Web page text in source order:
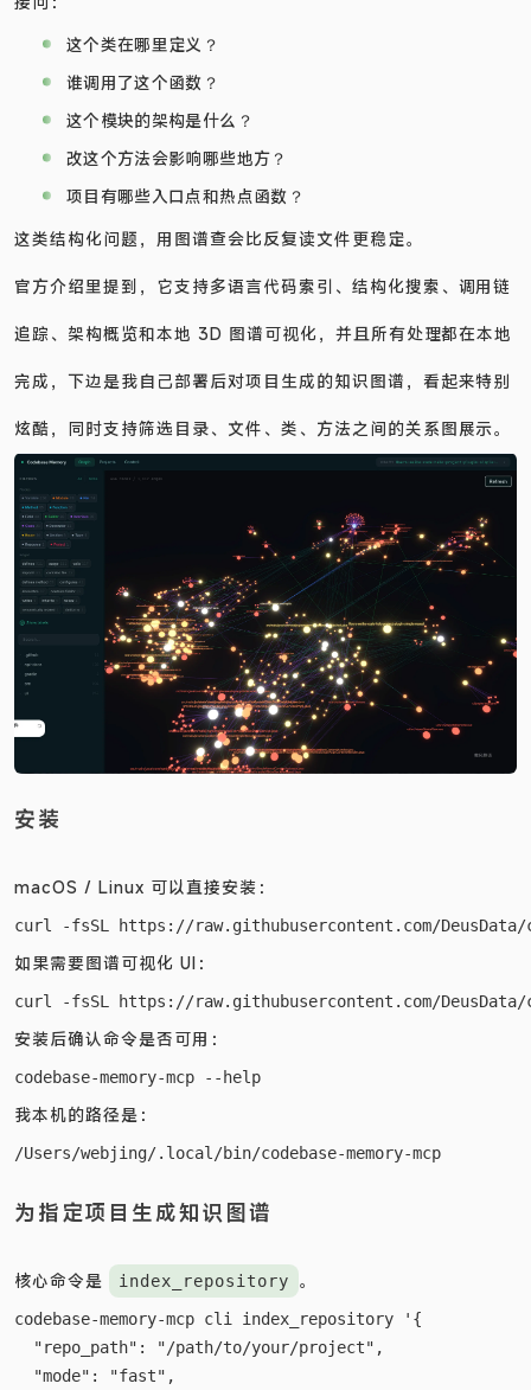
这个类在哪里定义？
谁调用了这个函数？
这个模块的架构是什么？
改这个方法会影响哪些地方？
项目有哪些入口点和热点函数？
这类结构化问题，用图谱查会比反复读文件更稳定。
官方介绍里提到，它支持多语言代码索引、结构化搜索、调用链
追踪、架构概览和本地 3D 图谱可视化，并且所有处理都在本地
完成，下边是我自己部署后对项目生成的知识图谱，看起来特别
炫酷，同时支持筛选目录、文件、类、方法之间的关系图展示。
安装
macOS / Linux 可以直接安装：
如果需要图谱可视化 UI：
安装后确认命令是否可用：
我本机的路径是：
为指定项目生成知识图谱
核心命令是 index_repository 。
codebase-memory-mcp cli index_repository '{
  "repo_path": "/path/to/your/project",
  "mode": "fast",